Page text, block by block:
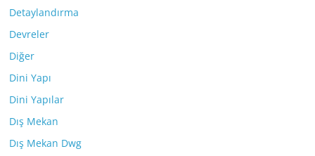
Detaylandırma
Devreler
Diğer
Dini Yapı
Dini Yapılar
Dış Mekan
Dış Mekan Dwg